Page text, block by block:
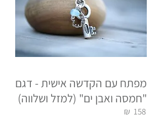
מפתח עם הקדשה אישית - דגם
"חמסה ואבן ים" (למזל ושלווה)
158
₪